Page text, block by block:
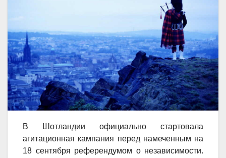
В Шотландии официально стартовала
агитационная кампания перед намеченным на
18 сентября референдумом о независимости.